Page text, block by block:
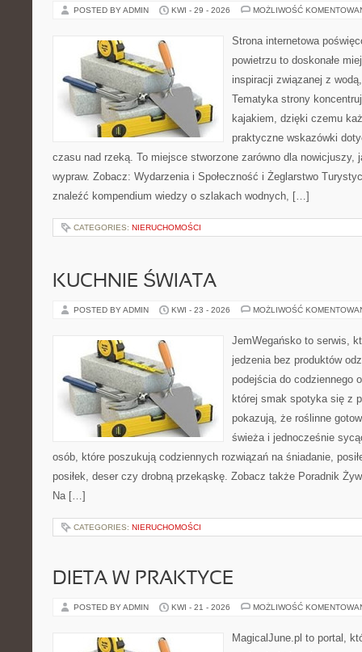
POSTED BY ADMIN KWI - 29 - 2026 MOŻLIWOŚĆ
Strona internetowa
powietrzu to doskonałe
inspiracji związanej z
Tematyka strony
kajakiem, dzięki czemu
praktyczne wskazówki
czasu nad rzeką. To miejsce stworzone zarówno dla nowicjuszy,
wypraw. Zobacz: Wydarzenia i Społeczność i Żeglarstwo
znaleźć kompendium wiedzy o szlakach wodnych, […]
CATEGORIES: NIERUCHOMOŚCI
KUCHNIE ŚWIATA
POSTED BY ADMIN KWI - 23 - 2026 MOŻLIWOŚĆ
JemWegańsko to serwis,
jedzenia bez produktów
podejścia do codziennego
której smak spotyka się z
pokazują, że roślinne
świeża i jednocześnie
osób, które poszukują codziennych rozwiązań na śniadanie,
posiłek, deser czy drobną przekąskę. Zobacz także Poradnik
Na […]
CATEGORIES: NIERUCHOMOŚCI
DIETA W PRAKTYCE
POSTED BY ADMIN KWI - 21 - 2026 MOŻLIWOŚĆ
MagicalJune.pl to portal,